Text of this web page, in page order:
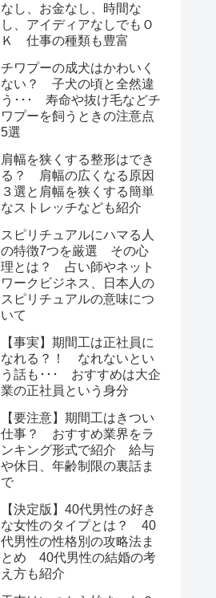
なし、お金なし、時間な
し、アイディアなしでもＯ
Ｋ 仕事の種類も豊富
チワプーの成犬はかわいく
ない？ 子犬の頃と全然違
う･･･ 寿命や抜け毛などチ
ワプーを飼うときの注意点
5選
肩幅を狭くする整形はでき
る？ 肩幅の広くなる原因
３選と肩幅を狭くする簡単
なストレッチなども紹介
スピリチュアルにハマる人
の特徴7つを厳選 その心
理とは？ 占い師やネット
ワークビジネス、日本人の
スピリチュアルの意味につ
いて
【事実】期間工は正社員に
なれる？！ なれないとい
う話も･･･ おすすめは大企
業の正社員という身分
【要注意】期間工はきつい
仕事？ おすすめ業界をラ
ンキング形式で紹介 給与
や休日、年齢制限の裏話ま
で
【決定版】40代男性の好き
な女性のタイプとは？ 40
代男性の性格別の攻略法ま
とめ 40代男性の結婚の考
え方も紹介